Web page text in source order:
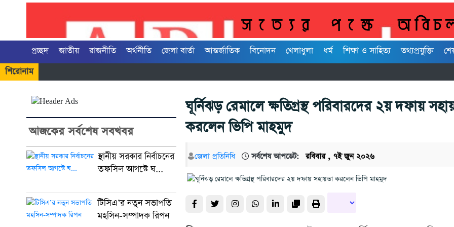
প্রচ্ছদ জাতীয় রাজনীতি অর্থনীতি জেলা বার্তা আন্তর্জাতিক বিনোদন খেলাধুলা ধর্ম শিক্ষা ও সাহিত্য তথ্যপ্রযুক্তি
শিরোনাম
আজকের সর্বশেষ সবখবর
স্থানীয় সরকার নির্বাচনের
তফসিল আগস্টে ঘ...
টিসিএ’র নতুন সভাপতি
মহসিন-সম্পাদক রিপন
ঘূর্নিঝড় রেমালে ক্ষতিগ্রস্থ পরিবারদের ২য় দফায়
করলেন ভিপি মাহমুদ
জেলা প্রতিনিধি সর্বশেষ আপডেট: রবিবার , ৭ই জুন ২০২৬